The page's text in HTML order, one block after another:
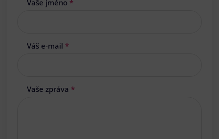
Vaše jméno *
Váš e-mail *
Vaše zpráva *